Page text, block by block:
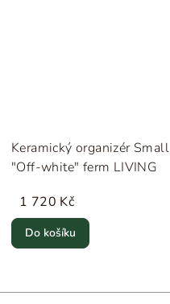
Keramický organizér Small
"Off-white" ferm LIVING
1 720 Kč
Do košíku